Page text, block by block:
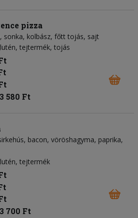
pizza
sonka kolbász főtt tojás sajt
tejtermék, tojás
3 580 Ft
bacon vöröshagyma paprika
tejtermék
3 700 Ft